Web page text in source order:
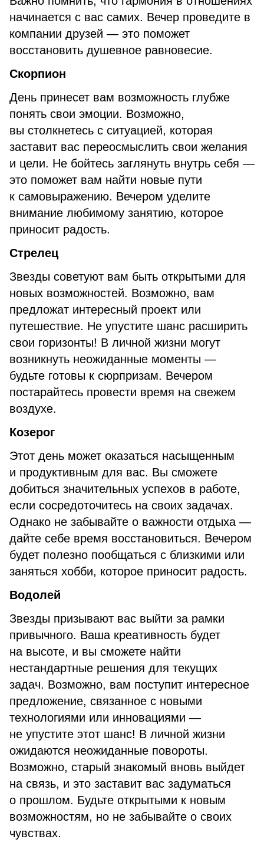
начинается с вас самих. Вечер проведите в
компании друзей — это поможет
восстановить душевное равновесие.
Скорпион
День принесет вам возможность глубже
понять свои эмоции. Возможно,
вы столкнетесь с ситуацией, которая
заставит вас переосмыслить свои желания
и цели. Не бойтесь заглянуть внутрь себя —
это поможет вам найти новые пути
к самовыражению. Вечером уделите
внимание любимому занятию, которое
приносит радость.
Стрелец
Звезды советуют вам быть открытыми для
новых возможностей. Возможно, вам
предложат интересный проект или
путешествие. Не упустите шанс расширить
свои горизонты! В личной жизни могут
возникнуть неожиданные моменты —
будьте готовы к сюрпризам. Вечером
постарайтесь провести время на свежем
воздухе.
Козерог
Этот день может оказаться насыщенным
и продуктивным для вас. Вы сможете
добиться значительных успехов в работе,
если сосредоточитесь на своих задачах.
Однако не забывайте о важности отдыха —
дайте себе время восстановиться. Вечером
будет полезно пообщаться с близкими или
заняться хобби, которое приносит радость.
Водолей
Звезды призывают вас выйти за рамки
привычного. Ваша креативность будет
на высоте, и вы сможете найти
нестандартные решения для текущих
задач. Возможно, вам поступит интересное
предложение, связанное с новыми
технологиями или инновациями —
не упустите этот шанс! В личной жизни
ожидаются неожиданные повороты.
Возможно, старый знакомый вновь выйдет
на связь, и это заставит вас задуматься
о прошлом. Будьте открытыми к новым
возможностям, но не забывайте о своих
чувствах.